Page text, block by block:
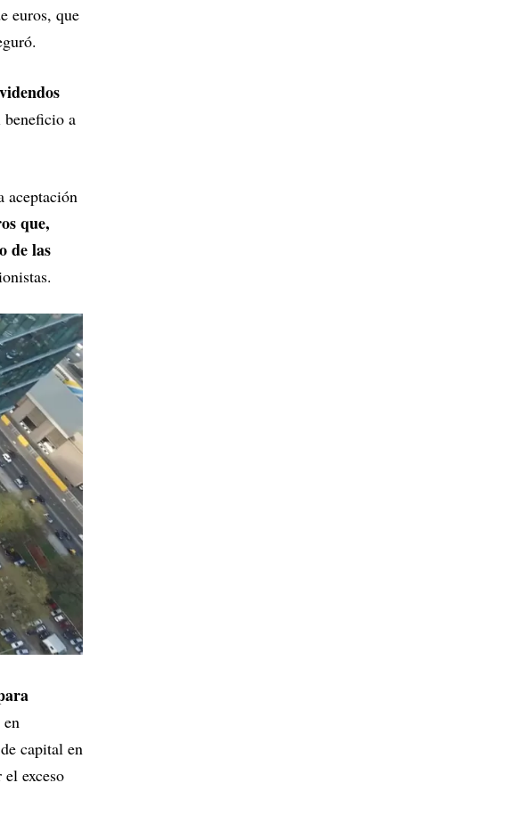
euros, que
a
aceptación
que,
de las
capital en
exceso